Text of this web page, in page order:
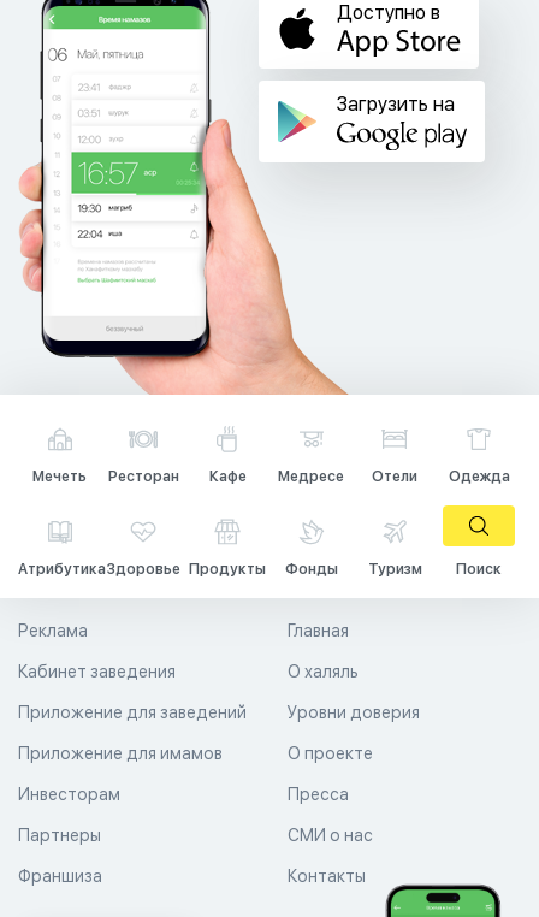
Доступно в
Загрузить на
Мечеть Ресторан Кафе Медресе Отели Одежда
АтрибутикаЗдоровье Продукты Фонды Туризм Поиск
Главная
О халяль
Уровни доверия
Реклама
Кабинет заведения
Приложение для заведений
Приложение для имамов О проекте
Пресса
СМИ о нас
Контакты
Инвесторам
Партнеры
Франшиза